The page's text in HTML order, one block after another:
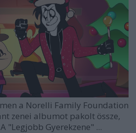
a Norelli Family Foundation
zenei albumot pakolt össze,
"Legjobb Gyerekzene" ...